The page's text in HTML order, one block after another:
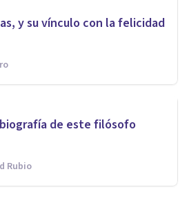
y su vínculo con la felicidad
de este filósofo
Rubio